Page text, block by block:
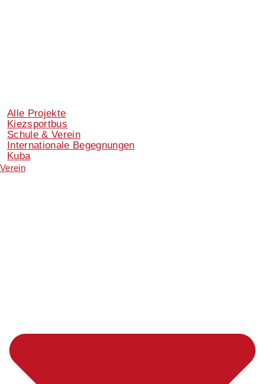
Alle Projekte
Kiezsportbus
Schule & Verein
Internationale Begegnungen
Kuba
Verein